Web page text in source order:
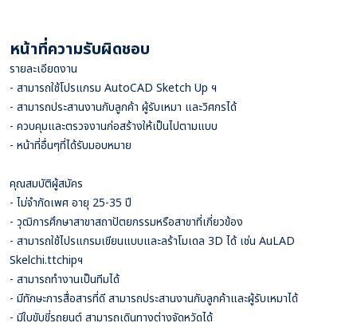
หน้าที่ความรับผิดชอบ
รายละเอียดงาน
- สามารถใช้โปรแกรม AutoCAD Sketch Up ฯ
- สามารถประสานงานกับลูกค้า ผู้รับเหมา และวิศกรได้
- ควบคุมและตรวจงานก่อสร้างให้เป็นไปตามแบบ
- หน้าที่อื่นๆที่ได้รับมอบหมาย
คุณสมบัติผู้สมัคร
- ไม่จำกัดเพศ อายุ 25-35 ปี
- วุฒิการศึกษาสาขาสถาปัตยกรรมหรือสาขาที่เกี่ยวข้อง
- สามารถใช้ไปรแกรมเขียนแบบและลร้าโมเดล 3D ได้ เช่น AuLAD
Skelchi.ttchipฯ
- สามารถทำงานเป็นทีมได้
- มีทักษะการสื่อสารที่ดี สามารถประสานงานกับลูกค้าและผู้รับเหมาได้
- มีใบขับขี่รถยนต์ สามารถเดินทางต่างจัดหวัดได้